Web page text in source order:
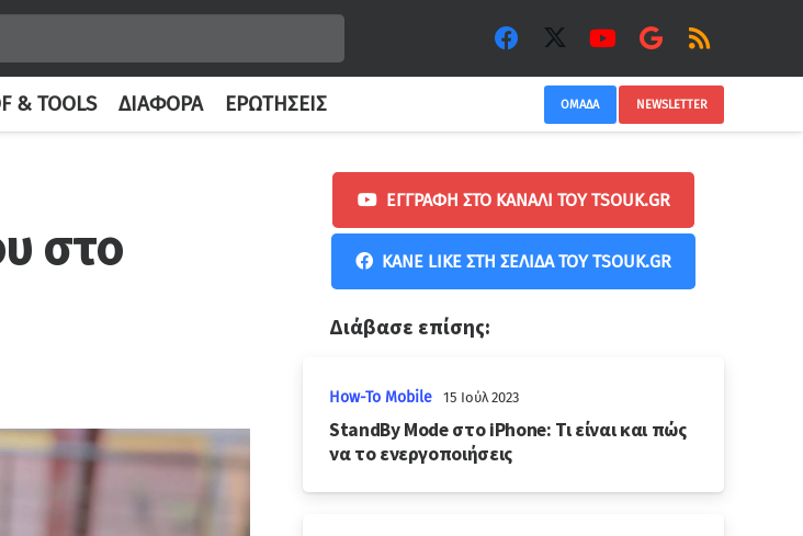
& TOOLS ΔΙΆΦΟΡΑ ΕΡΩΤΉΣΕΙΣ ΟΜΑΔΑ NEWSLETTER
στο
ΕΓΓΡΑΦΉ ΣΤΟ ΚΑΝΆΛΙ ΤΟΥ TSOUK.GR
ΚΆΝΕ LIKE ΣΤΗ ΣΕΛΊΔΑ ΤΟΥ TSOUK.GR
Διάβασε επίσης:
How-To Mobile 15 Ιούλ 2023
StandBy Mode στο iPhone: Τι είναι και πώς
να το ενεργοποιήσεις